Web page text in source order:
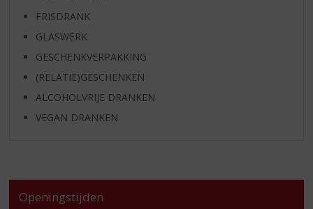
FRISDRANK
GLASWERK
GESCHENKVERPAKKING
(RELATIE)GESCHENKEN
ALCOHOLVRIJE DRANKEN
VEGAN DRANKEN
Openingstijden